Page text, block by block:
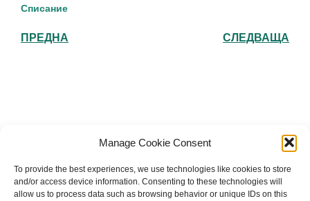
Manage Cookie Consent
To provide the best experiences, we use technologies like cookies to store
and/or access device information. Consenting to these technologies will
allow us to process data such as browsing behavior or unique IDs on this
Списание
ПРЕДНА СЛЕДВАЩА
Българска православна църква "Св.